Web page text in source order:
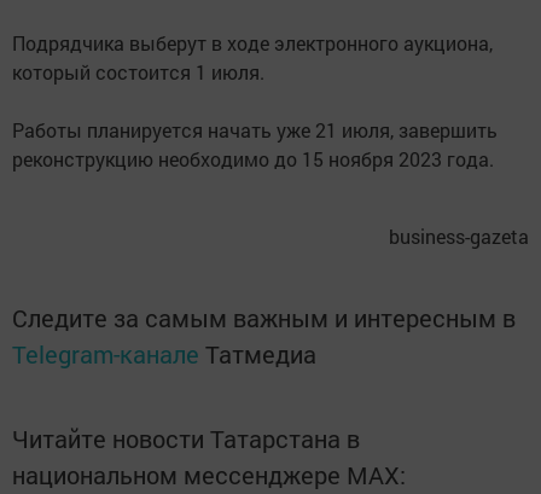
Подрядчика выберут в ходе электронного аукциона,
который состоится 1 июля.
Работы планируется начать уже 21 июля, завершить
реконструкцию необходимо до 15 ноября 2023 года.
business-gazeta
Следите за самым важным и интересным в
Telegram-канале Татмедиа
Читайте новости Татарстана в
национальном мессенджере MАХ: